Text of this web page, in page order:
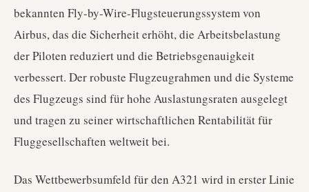
bekannten Fly-by-Wire-Flugsteuerungssystem von
Airbus, das die Sicherheit erhöht, die Arbeitsbelastung
der Piloten reduziert und die Betriebsgenauigkeit
verbessert. Der robuste Flugzeugrahmen und die Systeme
des Flugzeugs sind für hohe Auslastungsraten ausgelegt
und tragen zu seiner wirtschaftlichen Rentabilität für
Fluggesellschaften weltweit bei.
Das Wettbewerbsumfeld für den A321 wird in erster Linie